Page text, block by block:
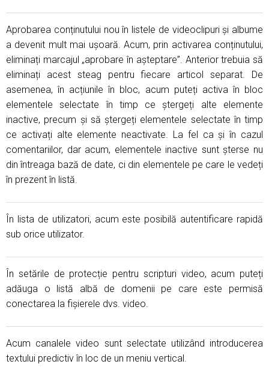
Aprobarea conținutului nou în listele de videoclipuri și albume
a devenit mult mai ușoară. Acum, prin activarea conținutului,
eliminați marcajul „aprobare în așteptare”. Anterior trebuia să
eliminați acest steag pentru fiecare articol separat. De
asemenea, în acțiunile în bloc, acum puteți activa în bloc
elementele selectate în timp ce ștergeți alte elemente
inactive, precum și să ștergeți elementele selectate în timp
ce activați alte elemente neactivate. La fel ca și în cazul
comentariilor, dar acum, elementele inactive sunt șterse nu
din întreaga bază de date, ci din elementele pe care le vedeți
în prezent în listă.
În lista de utilizatori, acum este posibilă autentificare rapidă
sub orice utilizator.
În setările de protecție pentru scripturi video, acum puteți
adăuga o listă albă de domenii pe care este permisă
conectarea la fișierele dvs. video.
Acum canalele video sunt selectate utilizând introducerea
textului predictiv în loc de un meniu vertical.